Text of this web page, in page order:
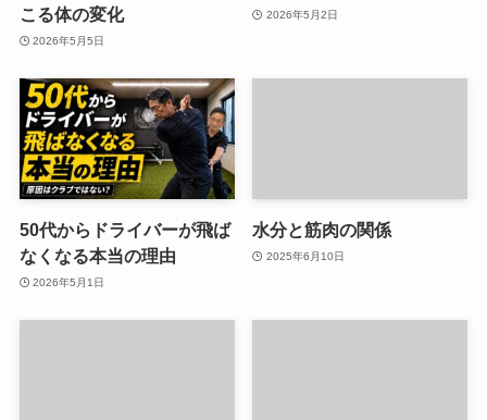
こる体の変化
2026年5月5日
2026年5月2日
50代からドライバーが飛ば
なくなる本当の理由
2026年5月1日
水分と筋肉の関係
2025年6月10日